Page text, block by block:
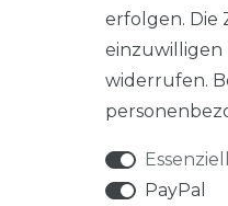
erfolgen. Die
einzuwilligen
widerrufen.
Essenziell
PayPal